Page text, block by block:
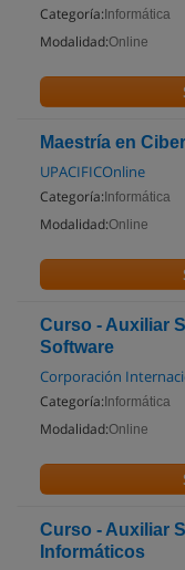
Categoría: Informática
Modalidad:Online
Maestría en
UPACIFICOnline
Categoría: Informática
Modalidad:Online
Curso - Auxiliar
Software
Corporación
Categoría: Informática
Modalidad:Online
Curso - Auxiliar
Informáticos